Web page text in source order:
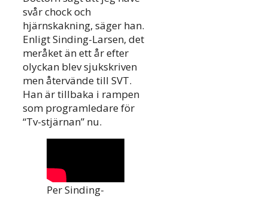
svår chock och
hjärnskakning, säger han.
Enligt Sinding-Larsen, det
meråket än ett år efter
olyckan blev sjukskriven
men återvände till SVT.
Han är tillbaka i rampen
som programledare för
“Tv-stjärnan” nu.
Per Sinding-